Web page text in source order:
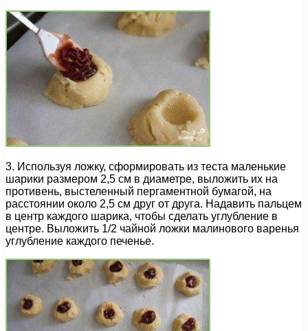
3. Используя ложку, сформировать из теста маленькие
шарики размером 2,5 см в диаметре, выложить их на
противень, выстеленный пергаментной бумагой, на
расстоянии около 2,5 см друг от друга. Надавить пальцем
в центр каждого шарика, чтобы сделать углубление в
центре. Выложить 1/2 чайной ложки малинового варенья
углубление каждого печенье.